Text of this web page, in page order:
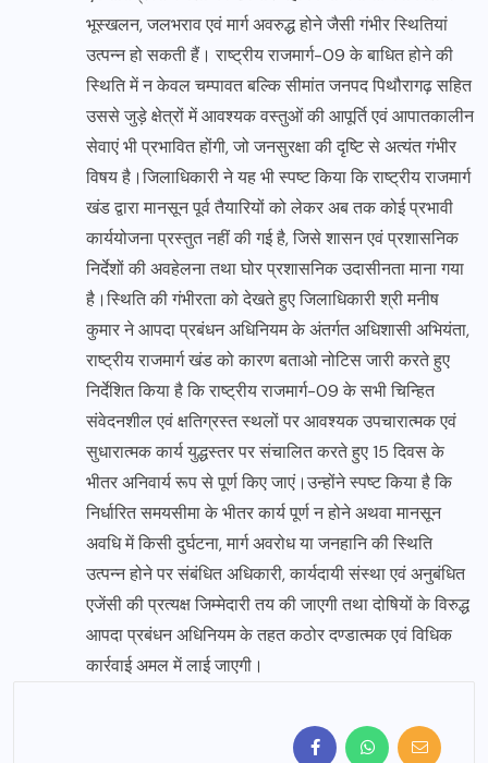
भूस्खलन, जलभराव एवं मार्ग अवरुद्ध होने जैसी गंभीर स्थितियां
उत्पन्न हो सकती हैं। राष्ट्रीय राजमार्ग-09 के बाधित होने की
स्थिति में न केवल चम्पावत बल्कि सीमांत जनपद पिथौरागढ़ सहित
उससे जुड़े क्षेत्रों में आवश्यक वस्तुओं की आपूर्ति एवं आपातकालीन
सेवाएं भी प्रभावित होंगी, जो जनसुरक्षा की दृष्टि से अत्यंत गंभीर
विषय है।जिलाधिकारी ने यह भी स्पष्ट किया कि राष्ट्रीय राजमार्ग
खंड द्वारा मानसून पूर्व तैयारियों को लेकर अब तक कोई प्रभावी
कार्ययोजना प्रस्तुत नहीं की गई है, जिसे शासन एवं प्रशासनिक
निर्देशों की अवहेलना तथा घोर प्रशासनिक उदासीनता माना गया
है।स्थिति की गंभीरता को देखते हुए जिलाधिकारी श्री मनीष
कुमार ने आपदा प्रबंधन अधिनियम के अंतर्गत अधिशासी अभियंता,
राष्ट्रीय राजमार्ग खंड को कारण बताओ नोटिस जारी करते हुए
निर्देशित किया है कि राष्ट्रीय राजमार्ग-09 के सभी चिन्हित
संवेदनशील एवं क्षतिग्रस्त स्थलों पर आवश्यक उपचारात्मक एवं
सुधारात्मक कार्य युद्धस्तर पर संचालित करते हुए 15 दिवस के
भीतर अनिवार्य रूप से पूर्ण किए जाएं।उन्होंने स्पष्ट किया है कि
निर्धारित समयसीमा के भीतर कार्य पूर्ण न होने अथवा मानसून
अवधि में किसी दुर्घटना, मार्ग अवरोध या जनहानि की स्थिति
उत्पन्न होने पर संबंधित अधिकारी, कार्यदायी संस्था एवं अनुबंधित
एजेंसी की प्रत्यक्ष जिम्मेदारी तय की जाएगी तथा दोषियों के विरुद्ध
आपदा प्रबंधन अधिनियम के तहत कठोर दण्डात्मक एवं विधिक
कार्रवाई अमल में लाई जाएगी।